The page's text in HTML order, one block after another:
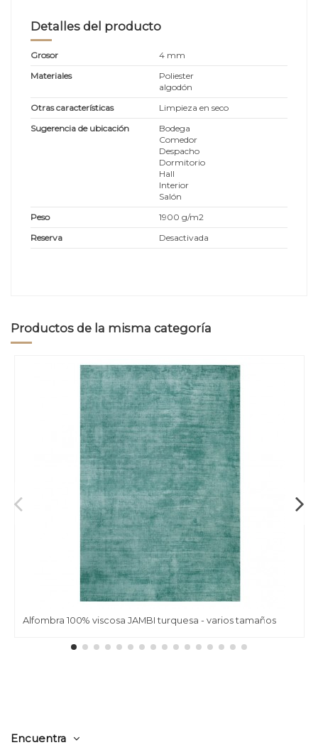
Detalles del producto
Grosor
4 mm
Materiales
Poliester
algodón
Otras características
Limpieza en seco
Sugerencia de ubicación
Bodega
Comedor
Despacho
Dormitorio
Hall
Interior
Salón
Peso
1900 g/m2
Reserva
Desactivada
Productos de la misma categoría
Alfombra 100% viscosa JAMBI turquesa - varios tamaños
Encuentra